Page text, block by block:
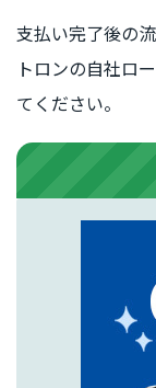
支払い完了後の
トロンの自社ロ
てください。